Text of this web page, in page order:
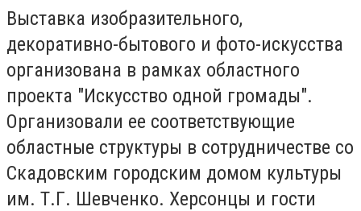
Выставка изобразительного,
декоративно-бытового и фото-искусства
организована в рамках областного
проекта "Искусство одной громады".
Организовали ее соответствующие
областные структуры в сотрудничестве со
Скадовским городским домом культуры
им. Т.Г. Шевченко. Херсонцы и гости